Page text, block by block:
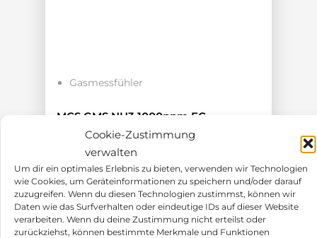
Cookie-Zustimmung
verwalten
Um dir ein optimales Erlebnis zu bieten, verwenden wir Technologien
wie Cookies, um Geräteinformationen zu speichern und/oder darauf
zuzugreifen. Wenn du diesen Technologien zustimmst, können wir
Daten wie das Surfverhalten oder eindeutige IDs auf dieser Website
verarbeiten. Wenn du deine Zustimmung nicht erteilst oder
zurückziehst, können bestimmte Merkmale und Funktionen
Gasmessfühler
MCS GMS NH3 1000ppm EC
Ammoniak 0-1000ppm
4-20mA Ausgangssignal
Schutzart IP54 (außer Gaseintritt)
Sinterbronzefilter
Mit aktuellem Justagezertifikat